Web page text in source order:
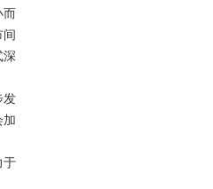
深
发
加
于